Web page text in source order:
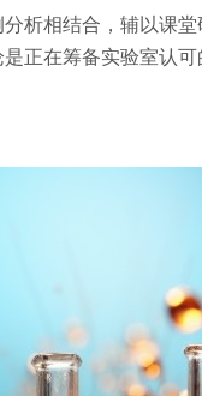
析相结合，辅以课
正在筹备实验室认